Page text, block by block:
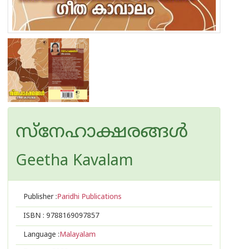
സ്നേഹാക്ഷരങ്ങൾ
Geetha Kavalam
Publisher :Paridhi Publications
ISBN : 9788169097857
Language :Malayalam